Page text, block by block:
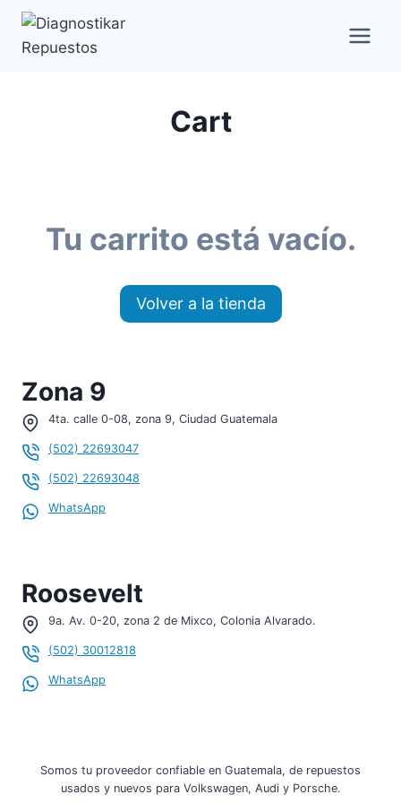
Saltar
contenido
Cart
Tu carrito está vacío.
Volver a la tienda
Zona 9
4ta. calle 0-08, zona 9, Ciudad Guatemala
(502) 22693047
(502) 22693048
WhatsApp
Roosevelt
9a. Av. 0-20, zona 2 de Mixco, Colonia Alvarado.
(502) 30012818
WhatsApp
Somos tu proveedor confiable en Guatemala, de repuestos
usados y nuevos para Volkswagen, Audi y Porsche.